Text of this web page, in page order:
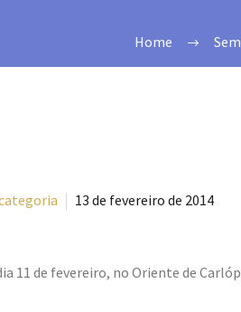
Home
13 de fevereiro de 2014
11 de fevereiro, no Oriente de